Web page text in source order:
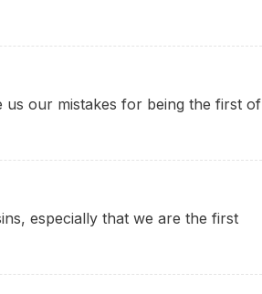
our mistakes for being the first of
especially that we are the first